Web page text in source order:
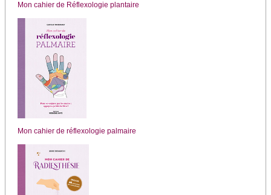
Mon cahier de Réflexologie plantaire
Mon cahier de réflexologie palmaire